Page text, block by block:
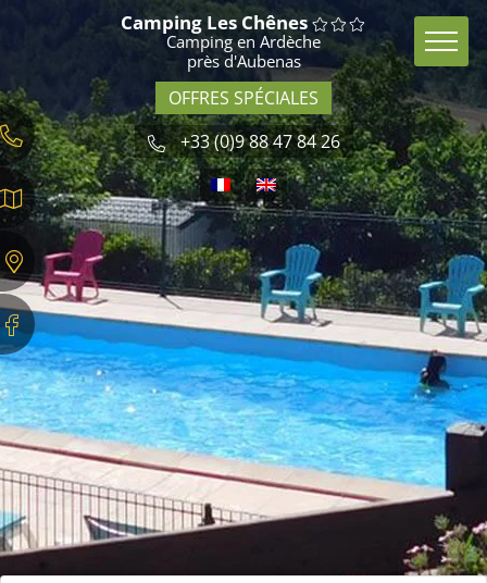
Camping Les Chênes
Camping en Ardèche
près d'Aubenas
OFFRES SPÉCIALES
+33 (0)9 88 47 84 26